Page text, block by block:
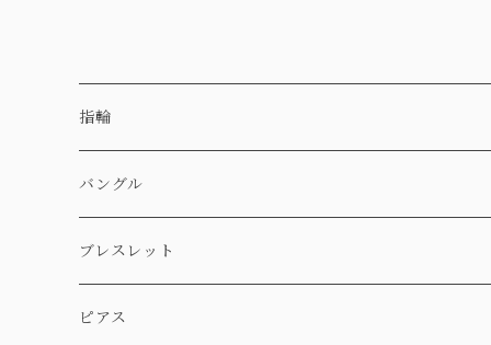
指輪
バングル
ブレスレット
ピアス